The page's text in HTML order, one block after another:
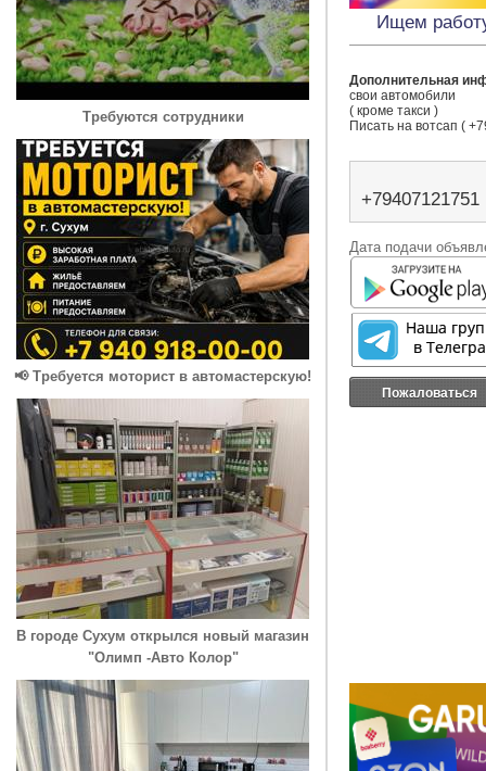
Требуются сотрудники
📢 Требуется моторист в автомастерскую!
В городе Сухум открылся новый магазин
"Олимп -Авто Колор"
Ищем
Дополнительная
свои автомобили
( кроме такси )
Писать на вотсап (
+79407121751
Дата подачи
Пожаловаться